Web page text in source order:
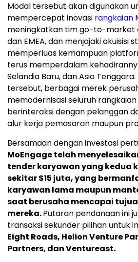
Modal tersebut akan digunakan
mempercepat inovasi rangkaian
meningkatkan tim go-to-market
dan EMEA, dan menjajaki akuisisi
memperluas kemampuan
terus memperdalam
Selandia Baru, danAsia Tenggara
tersebut, berbagai merek
memodernisasi seluruh
berinteraksi dengan pelanggan
alur kerja pemasaran maupun
Bersamaan dengan investasi
MoEngage telah
tender karyawan yang kedua
sekitar$15 juta, yang
karyawan lama maupun
saat berusaha mencapai
mereka.Putaran pendanaan ini
transaksi sekunder pilihan untuk
Eight Roads, Helion Venture
Partners, dan Ventureast.